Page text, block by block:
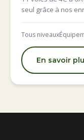
seul grâce à nos
Tous niveaux
En savoir